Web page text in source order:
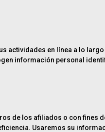
actividades en línea a lo
información personal
de los afiliados o con fines
Usaremos su